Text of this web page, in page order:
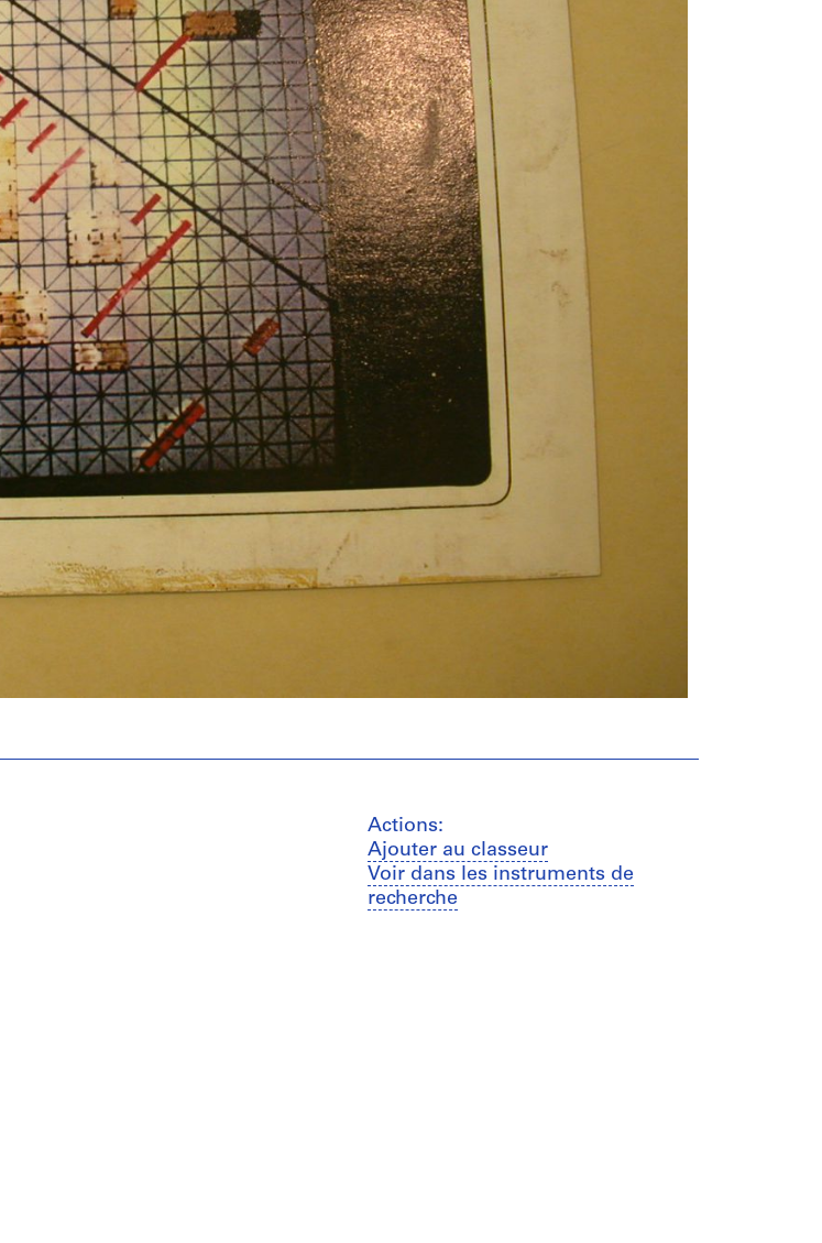
Actions:
Ajouter au classeur
Voir dans les instruments de
recherche